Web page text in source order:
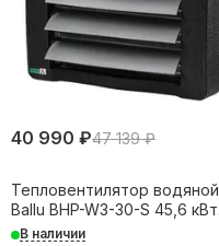
40 990 ₽47 139 ₽
Тепловентилятор водяной
Ballu BHP-W3-30-S 45,6 кВт
38937
В наличии